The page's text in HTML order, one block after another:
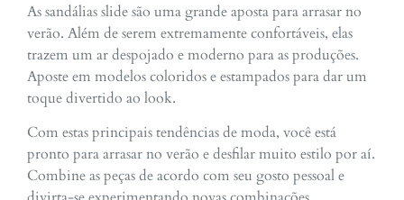
As sandálias slide são uma grande aposta para arrasar no
verão. Além de serem extremamente confortáveis, elas
trazem um ar despojado e moderno para as produções.
Aposte em modelos coloridos e estampados para dar um
toque divertido ao look.
Com estas principais tendências de moda, você está
pronto para arrasar no verão e desfilar muito estilo por aí.
Combine as peças de acordo com seu gosto pessoal e